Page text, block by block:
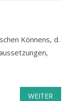
Könnens, d.
WEITER